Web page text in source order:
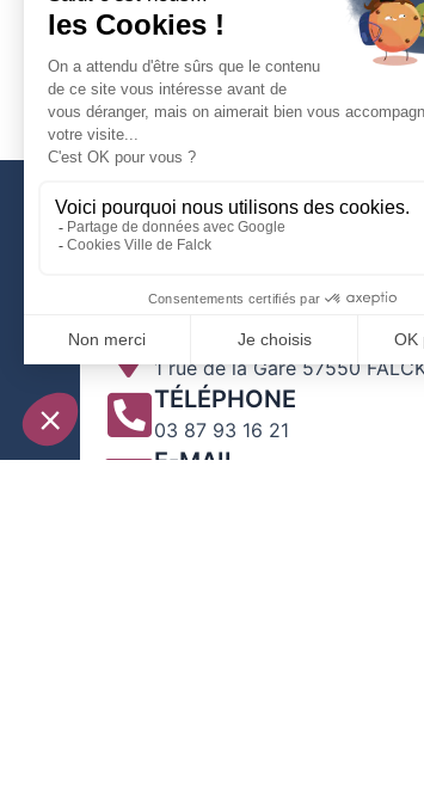
ADRESSE
1 rue de la Gare 57550
TÉLÉPHONE
03 87 93 16 21
E-MAIL